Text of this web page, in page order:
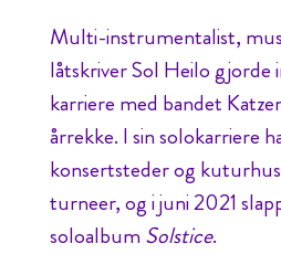
Multi-instrumentalist,
låtskriver Sol Heilo gjorde
karriere med bandet
årrekke. I sin solokarriere
konsertsteder og
turneer, og i juni 2021
soloalbumSolstice.